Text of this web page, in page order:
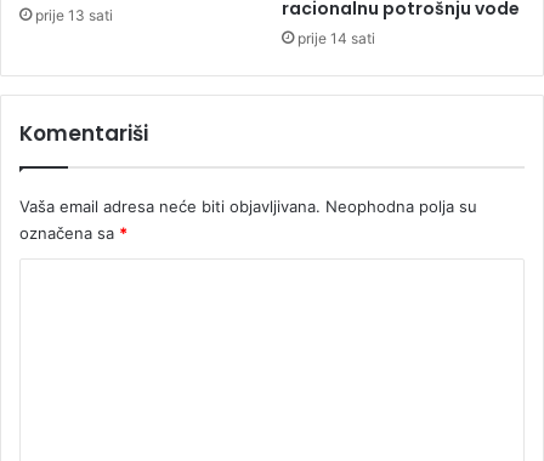
0
M
a
e
prije 13 sati
racionalnu potrošnju vode
prije 14 sati
Komentariši
Vaša email adresa neće biti objavljivana. Neophodna polja su
označena sa *